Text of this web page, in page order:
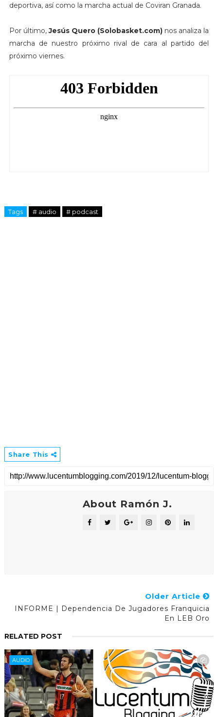
deportiva, así como la marcha actual de Coviran Granada.
Por último,Jesús Quero (Solobasket.com) nos analiza la
marcha de nuestro próximo rival de cara al partido del
próximo viernes.
Tags # audio # podcast
Share This
About Ramón J.
Older Article
INFORME | Dependencia De Jugadores Franquicia
En LEB Oro
RELATED POST
AUDIO